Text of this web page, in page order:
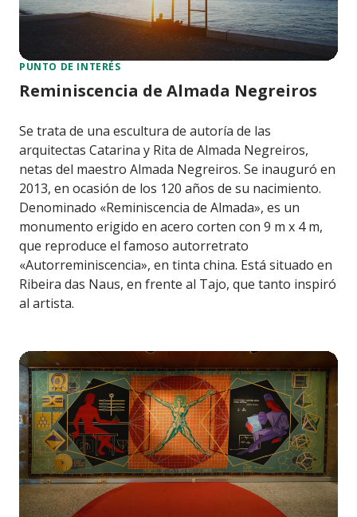
PUNTO DE INTERÉS
Reminiscencia de Almada Negreiros
Se trata de una escultura de autoría de las
arquitectas Catarina y Rita de Almada Negreiros,
netas del maestro Almada Negreiros. Se inauguró en
2013, en ocasión de los 120 años de su nacimiento.
Denominado «Reminiscencia de Almada», es un
monumento erigido en acero corten con 9 m x 4 m,
que reproduce el famoso autorretrato
«Autorreminiscencia», en tinta china. Está situado en
Ribeira das Naus, en frente al Tajo, que tanto inspiró
al artista.